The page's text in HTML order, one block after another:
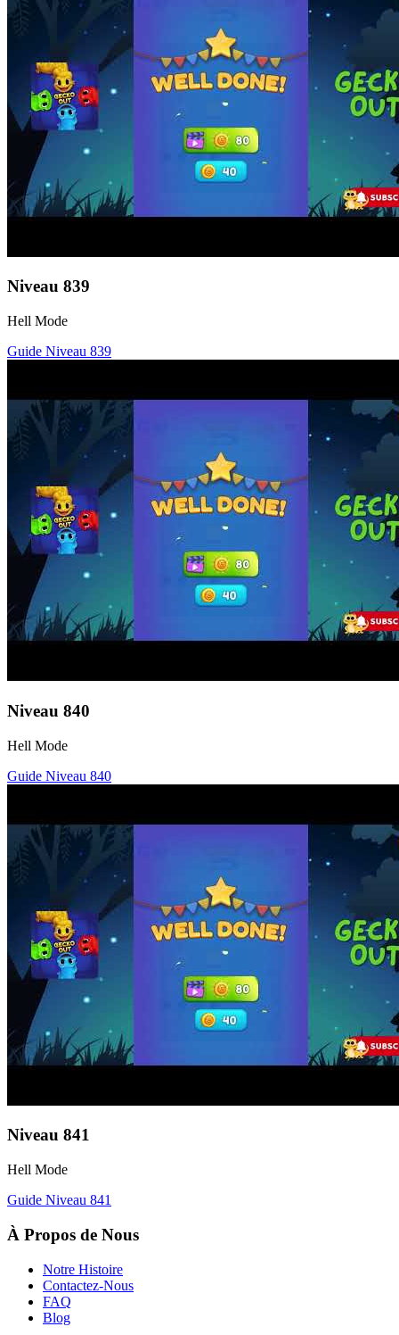
Niveau 839
Hell Mode
Guide Niveau 839
Niveau 840
Hell Mode
Guide Niveau 840
Niveau 841
Hell Mode
Guide Niveau 841
À Propos de Nous
Notre Histoire
Contactez-Nous
FAQ
Blog